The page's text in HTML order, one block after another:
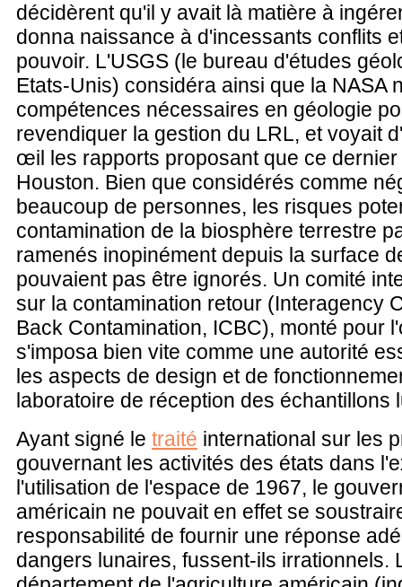
décidèrent qu'il y avait là matière à
donna naissance à d'incessants conflits
pouvoir. L'USGS (le bureau d'études
Etats-Unis) considéra ainsi que la NASA
compétences nécessaires en géologie
revendiquer la gestion du LRL, et voyait
œil les rapports proposant que ce dernier
Houston. Bien que considérés comme
beaucoup de personnes, les risques
contamination de la biosphère terrestre
ramenés inopinément depuis la surface
pouvaient pas être ignorés. Un comité
sur la contamination retour (Interagency
Back Contamination, ICBC), monté pour
s'imposa bien vite comme une autorité
les aspects de design et de
laboratoire de réception des échantillons
Ayant signé le traité international sur les
gouvernant les activités des états dans
l'utilisation de l'espace de 1967, le
américain ne pouvait en effet se
responsabilité de fournir une réponse
dangers lunaires, fussent-ils irrationnels.